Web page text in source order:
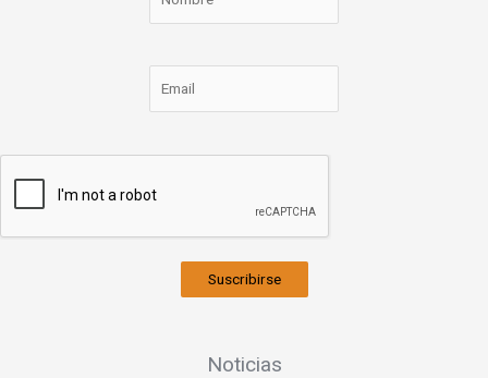
Suscribirse
Noticias